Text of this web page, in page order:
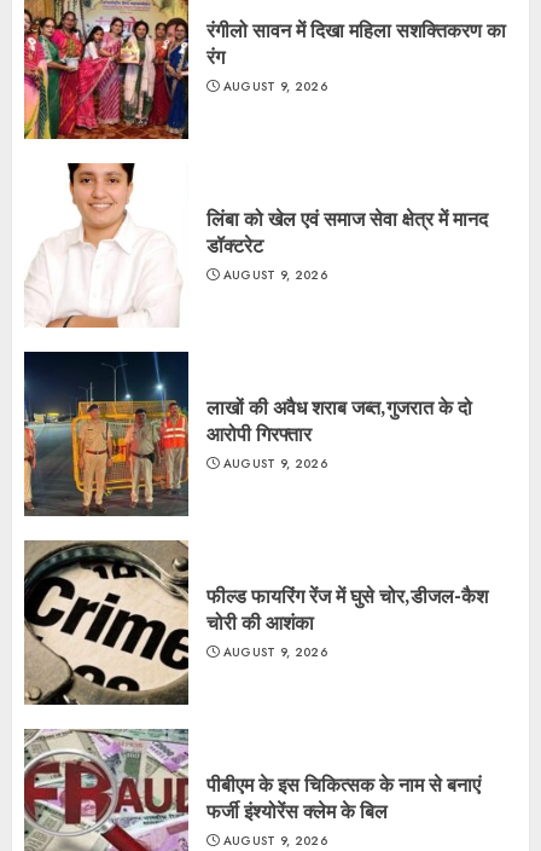
रंगीलो सावन में दिखा महिला सशक्तिकरण का
रंग
AUGUST 9, 2026
लिंबा को खेल एवं समाज सेवा क्षेत्र में मानद
डॉक्टरेट
AUGUST 9, 2026
लाखों की अवैध शराब जब्त,गुजरात के दो
आरोपी गिरफ्तार
AUGUST 9, 2026
फील्ड फायरिंग रेंज में घुसे चोर,डीजल-कैश
चोरी की आशंका
AUGUST 9, 2026
पीबीएम के इस चिकित्सक के नाम से बनाएं
फर्जी इंश्योरेंस क्लेम के बिल
AUGUST 9, 2026